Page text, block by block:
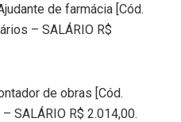
de farmácia [Cód.
– SALÁRIO R$
de obras [Cód.
SALÁRIO R$ 2.014,00.